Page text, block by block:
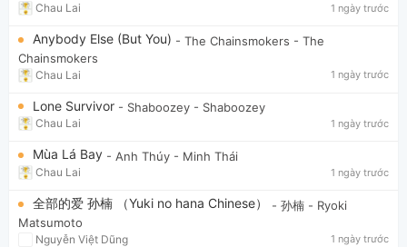
Chau Lai 1 ngày trước
Anybody Else (But You) - The Chainsmokers - The
Chainsmokers
Chau Lai 1 ngày trước
Lone Survivor - Shaboozey - Shaboozey
Chau Lai 1 ngày trước
Mùa Lá Bay - Anh Thúy - Minh Thái
Chau Lai 1 ngày trước
全部的爱 孙楠 （Yuki no hana Chinese） - 孙楠 - Ryoki
Matsumoto
Nguyễn Việt Dũng 1 ngày trước